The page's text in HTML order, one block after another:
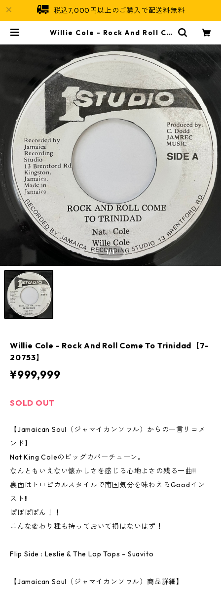
税込7,000円以上のご購入で配送料無料
Willie Cole - Rock And Roll Co
amaican Soul
1/1
Willie Cole - Rock And Roll Come To Trinidad【7-
20753】
¥999,999
SOLD OUT
【Jamaican Soul（ジャマイカンソウル）からの一言リコメ
ンド】
Nat King Coleのビッグカバーチューン。
なんともいえない懐かしさを感じる心地よさの残る一曲!!
裏面はトロピカルスタイルで南国気分を味わえるGoodイン
スト!!
ぽぽぽぽん！！
こんな変わり種も持っておいて損はないはず！
Flip Side : Leslie & The Lop Tops - Suavito
【Jamaican Soul（ジャマイカンソウル）商品詳細】